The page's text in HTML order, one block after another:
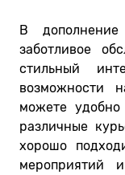
В
заботливое
стильный
возможности
можете
различные
хорошо
мероприятий